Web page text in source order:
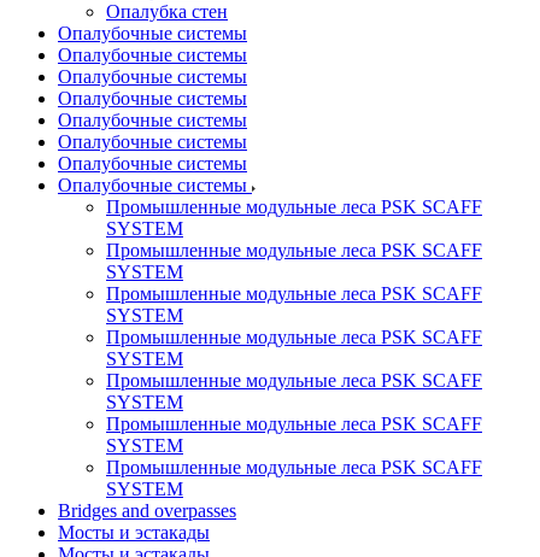
Опалубка стен
Опалубочные системы
Опалубочные системы
Опалубочные системы
Опалубочные системы
Опалубочные системы
Опалубочные системы
Опалубочные системы
Опалубочные системы
Промышленные модульные леса PSK SCAFF
SYSTEM
Промышленные модульные леса PSK SCAFF
SYSTEM
Промышленные модульные леса PSK SCAFF
SYSTEM
Промышленные модульные леса PSK SCAFF
SYSTEM
Промышленные модульные леса PSK SCAFF
SYSTEM
Промышленные модульные леса PSK SCAFF
SYSTEM
Промышленные модульные леса PSK SCAFF
SYSTEM
Bridges and overpasses
Мосты и эстакады